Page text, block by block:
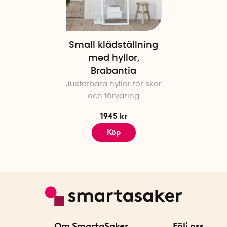
Small klädställning
med hyllor,
Brabantia
Justerbara hyllor för skor
och förvaring
1945 kr
Köp